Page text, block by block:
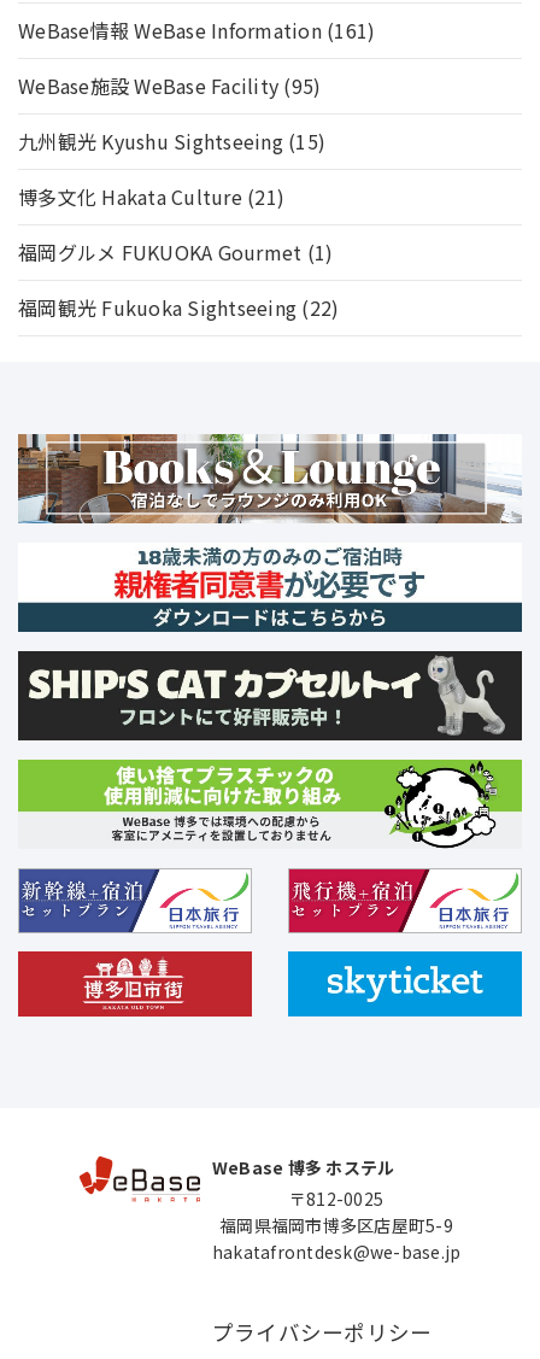
WeBase情報 WeBase Information(161)
WeBase施設 WeBase Facility (95)
九州観光 Kyushu Sightseeing(15)
博多文化 Hakata Culture(21)
福岡グルメ FUKUOKA Gourmet (1)
福岡観光 Fukuoka Sightseeing (22)
WeBase 博多 ホステル
〒812-0025
福岡県福岡市博多区店屋町5-9
hakatafrontdesk@we-base.jp
プライバシーポリシー